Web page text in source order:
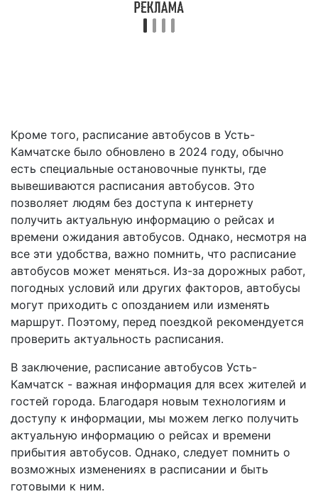
Кроме того, расписание автобусов в Усть-
Камчатске было обновлено в 2024 году, обычно
есть специальные остановочные пункты, где
вывешиваются расписания автобусов. Это
позволяет людям без доступа к интернету
получить актуальную информацию о рейсах и
времени ожидания автобусов. Однако, несмотря на
все эти удобства, важно помнить, что расписание
автобусов может меняться. Из-за дорожных работ,
погодных условий или других факторов, автобусы
могут приходить с опозданием или изменять
маршрут. Поэтому, перед поездкой рекомендуется
проверить актуальность расписания.
В заключение, расписание автобусов Усть-
Камчатск - важная информация для всех жителей и
гостей города. Благодаря новым технологиям и
доступу к информации, мы можем легко получить
актуальную информацию о рейсах и времени
прибытия автобусов. Однако, следует помнить о
возможных изменениях в расписании и быть
готовыми к ним.